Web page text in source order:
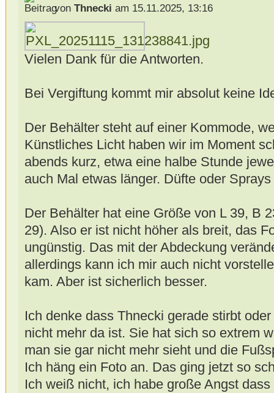
von Thnecki am 15.11.2025, 13:16
Vielen Dank für die Antworten.
Bei Vergiftung kommt mir absolut keine
Der Behälter steht auf einer Kommode,
Künstliches Licht haben wir im Moment
abends kurz, etwa eine halbe Stunde
auch Mal etwas länger. Düfte oder
Der Behälter hat eine Größe von L 39, B
29). Also er ist nicht höher als breit, das
ungünstig. Das mit der Abdeckung
allerdings kann ich mir auch nicht
kam. Aber ist sicherlich besser.
Ich denke dass Thnecki gerade stirbt
nicht mehr da ist. Sie hat sich so extrem
man sie gar nicht mehr sieht und die
Ich häng ein Foto an. Das ging jetzt so
Ich weiß nicht, ich habe große Angst